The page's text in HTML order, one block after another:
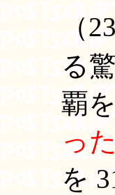
（
る
覇
った
を